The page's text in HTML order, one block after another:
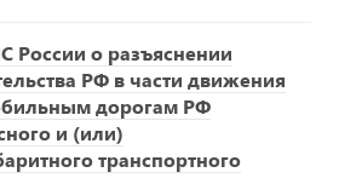
о разъяснении
РФ в части движения
дорогам РФ
и (или)
транспортного